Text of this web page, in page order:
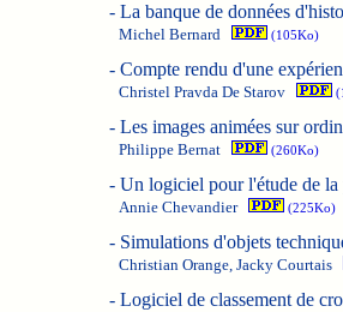
- La banque de données
Michel Bernard (105Ko)
- Compte rendu d'une
Christel Pravda De Starov
- Les images animées sur
Philippe Bernat (260Ko)
- Un logiciel pour l'étude de
Annie Chevandier (225Ko)
- Simulations d'objets
Christian Orange, Jacky Courtais
- Logiciel de classement de